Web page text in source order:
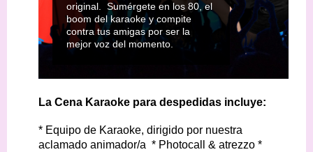
original. Sumérgete en los 80, el
boom del karaoke y compite
contra tus amigas por ser la
mejor voz del momento.
La Cena Karaoke para despedidas incluye:
* Equipo de Karaoke, dirigido por nuestra
aclamado animador/a * Photocall & atrezzo *